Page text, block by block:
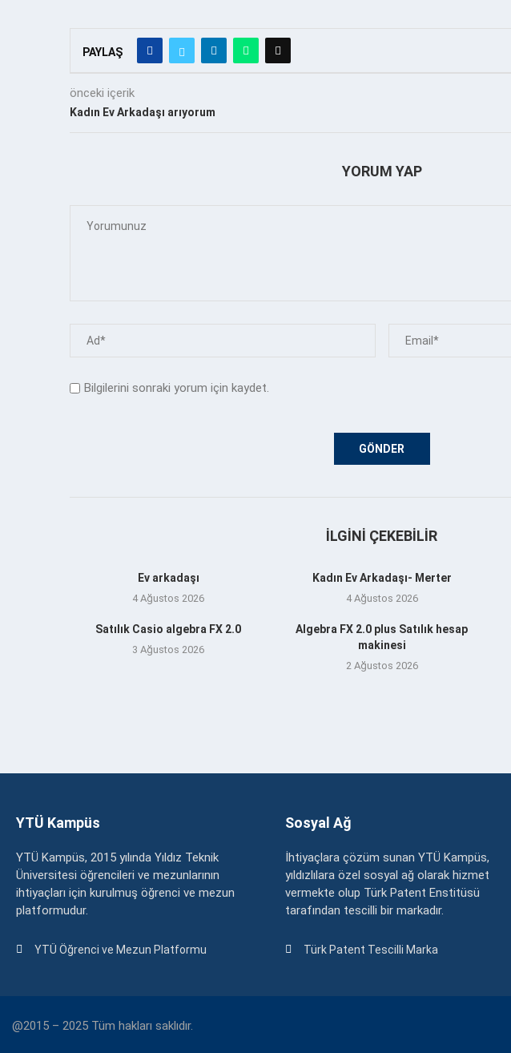
PAYLAŞ
önceki içerik
Kadın Ev Arkadaşı arıyorum
YORUM YAP
Bilgilerini sonraki yorum için kaydet.
İLGINI ÇEKEBILIR
Ev arkadaşı
4 Ağustos 2026
Kadın Ev Arkadaşı- Merter
4 Ağustos 2026
Satılık Casio algebra FX 2.0
3 Ağustos 2026
Algebra FX 2.0 plus Satılık hesap
makinesi
2 Ağustos 2026
YTÜ Kampüs
YTÜ Kampüs, 2015 yılında Yıldız Teknik
Üniversitesi öğrencileri ve mezunlarının
ihtiyaçları için kurulmuş öğrenci ve mezun
platformudur.
YTÜ Öğrenci ve Mezun Platformu
Sosyal Ağ
İhtiyaçlara çözüm sunan YTÜ Kampüs,
yıldızlılara özel sosyal ağ olarak hizmet
vermekte olup Türk Patent Enstitüsü
tarafından tescilli bir markadır.
Türk Patent Tescilli Marka
@2015 – 2025 Tüm hakları saklıdır.